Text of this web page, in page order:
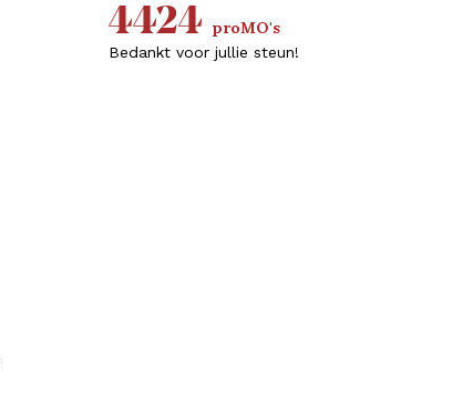
4424 proMO's
Bedankt voor jullie steun!